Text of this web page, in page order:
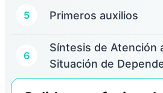
5 Primeros auxilios
6
Síntesis de Atención
Situación de